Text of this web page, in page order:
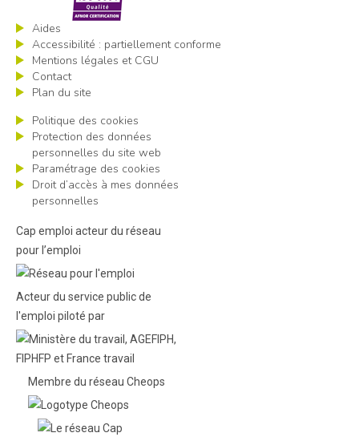
Aides
Accessibilité : partiellement conforme
Mentions légales et CGU
Contact
Plan du site
Politique des cookies
Protection des données
personnelles du site web
Paramétrage des cookies
Droit d’accès à mes données
personnelles
Cap emploi acteur du réseau
pour l’emploi
Acteur du service public de
l'emploi piloté par
Membre du réseau Cheops